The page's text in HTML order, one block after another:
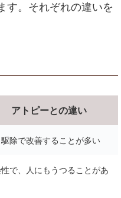
す。それぞれの違いを
アトピーとの違い
駆除で改善することが多い
で、人にもうつることがあ